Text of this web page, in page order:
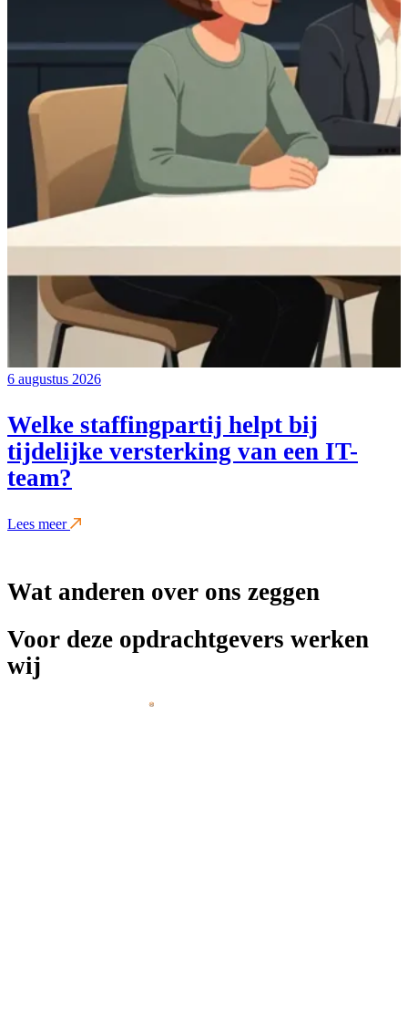
6 augustus 2026
Welke staffingpartij helpt bij
tijdelijke versterking van een IT-
team?
Lees meer
Wat anderen over ons zeggen
Voor deze opdrachtgevers werken
wij